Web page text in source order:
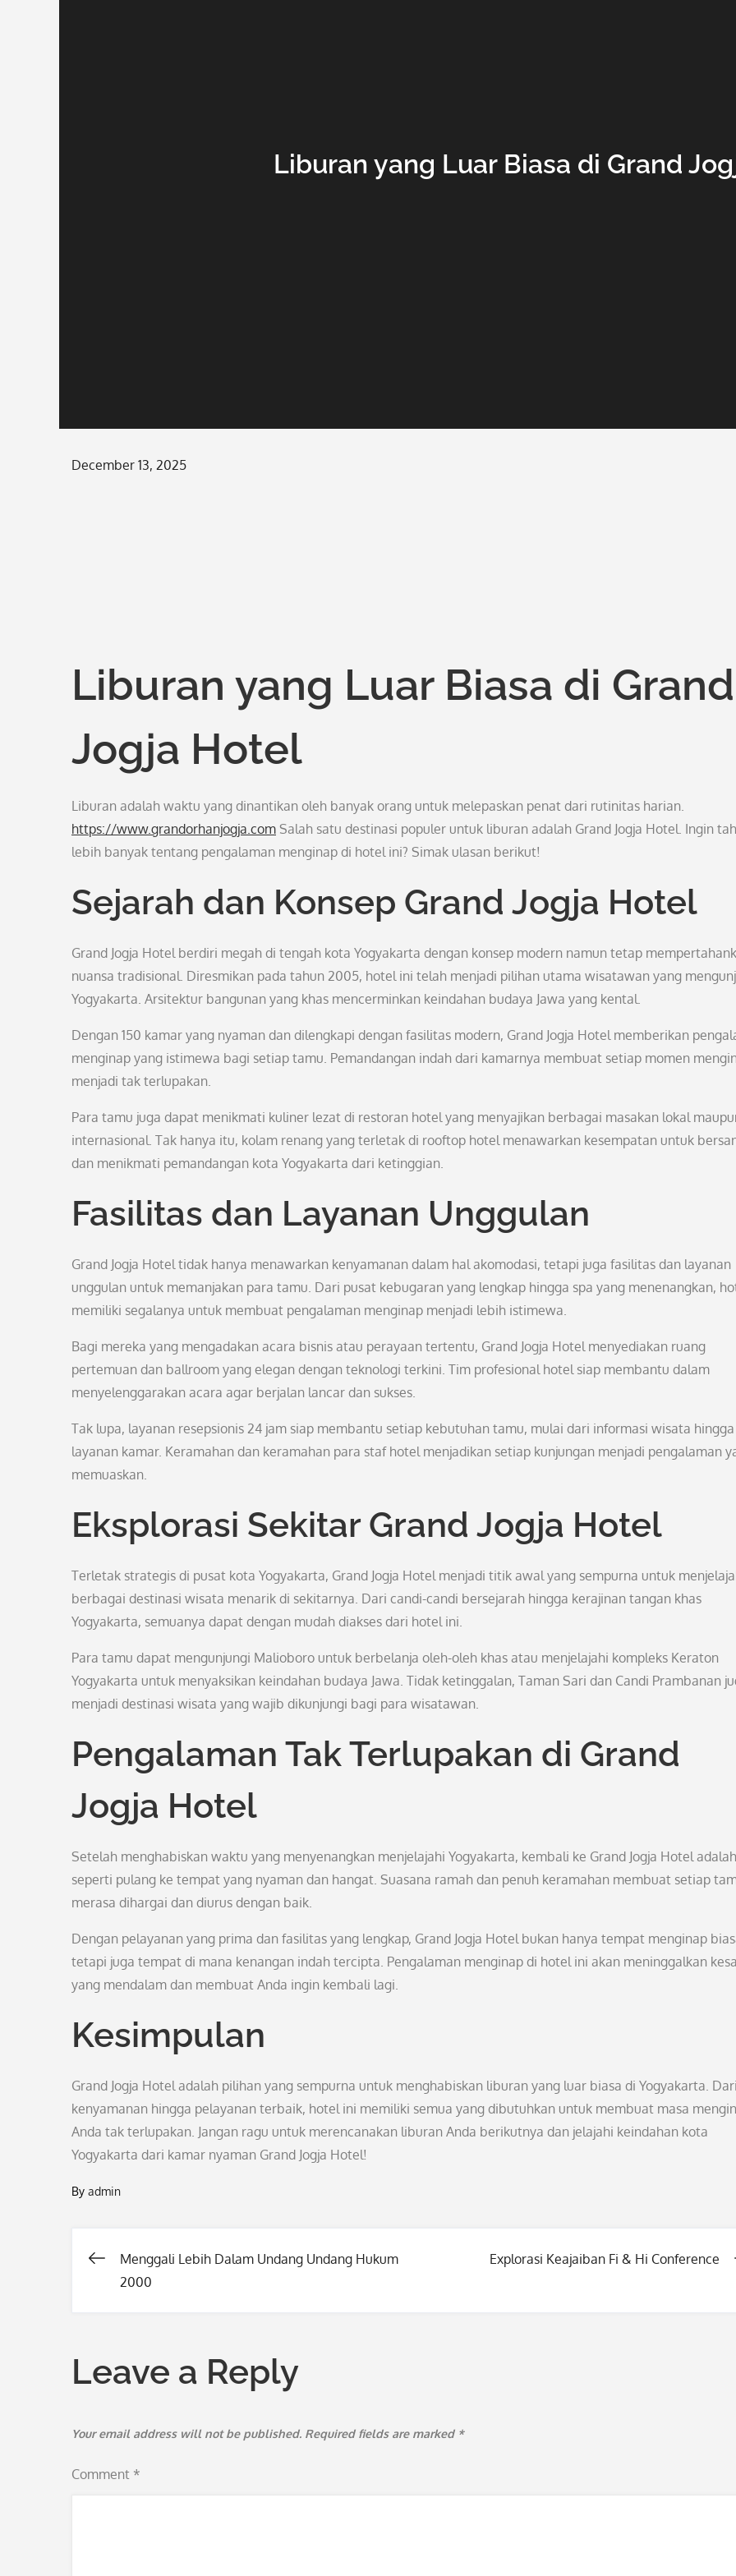
Liburan yang Luar Biasa di Grand
Posted
December 13, 2025
Liburan yang Luar Biasa di Grand
Jogja Hotel
Liburan adalah waktu yang dinantikan oleh banyak orang untuk melepaskan penat dari rutinitas harian.
https://www.grandorhanjogja.com Salah satu destinasi populer untuk liburan adalah Grand Jogja Hotel. Ingin
lebih banyak tentang pengalaman menginap di hotel ini? Simak ulasan berikut!
Sejarah dan Konsep Grand Jogja Hotel
Grand Jogja Hotel berdiri megah di tengah kota Yogyakarta dengan konsep modern namun tetap
nuansa tradisional. Diresmikan pada tahun 2005, hotel ini telah menjadi pilihan utama wisatawan yang
Yogyakarta. Arsitektur bangunan yang khas mencerminkan keindahan budaya Jawa yang kental.
Dengan 150 kamar yang nyaman dan dilengkapi dengan fasilitas modern, Grand Jogja Hotel memberikan
menginap yang istimewa bagi setiap tamu. Pemandangan indah dari kamarnya membuat setiap momen
menjadi tak terlupakan.
Para tamu juga dapat menikmati kuliner lezat di restoran hotel yang menyajikan berbagai masakan lokal
internasional. Tak hanya itu, kolam renang yang terletak di rooftop hotel menawarkan kesempatan untuk
dan menikmati pemandangan kota Yogyakarta dari ketinggian.
Fasilitas dan Layanan Unggulan
Grand Jogja Hotel tidak hanya menawarkan kenyamanan dalam hal akomodasi, tetapi juga fasilitas dan layanan
unggulan untuk memanjakan para tamu. Dari pusat kebugaran yang lengkap hingga spa yang menenangkan,
memiliki segalanya untuk membuat pengalaman menginap menjadi lebih istimewa.
Bagi mereka yang mengadakan acara bisnis atau perayaan tertentu, Grand Jogja Hotel menyediakan ruang
pertemuan dan ballroom yang elegan dengan teknologi terkini. Tim profesional hotel siap membantu dalam
menyelenggarakan acara agar berjalan lancar dan sukses.
Tak lupa, layanan resepsionis 24 jam siap membantu setiap kebutuhan tamu, mulai dari informasi wisata hingga
layanan kamar. Keramahan dan keramahan para staf hotel menjadikan setiap kunjungan menjadi pengalaman
memuaskan.
Eksplorasi Sekitar Grand Jogja Hotel
Terletak strategis di pusat kota Yogyakarta, Grand Jogja Hotel menjadi titik awal yang sempurna untuk
berbagai destinasi wisata menarik di sekitarnya. Dari candi-candi bersejarah hingga kerajinan tangan khas
Yogyakarta, semuanya dapat dengan mudah diakses dari hotel ini.
Para tamu dapat mengunjungi Malioboro untuk berbelanja oleh-oleh khas atau menjelajahi kompleks Keraton
Yogyakarta untuk menyaksikan keindahan budaya Jawa. Tidak ketinggalan, Taman Sari dan Candi Prambanan
menjadi destinasi wisata yang wajib dikunjungi bagi para wisatawan.
Pengalaman Tak Terlupakan di Grand
Jogja Hotel
Setelah menghabiskan waktu yang menyenangkan menjelajahi Yogyakarta, kembali ke Grand Jogja Hotel adalah
seperti pulang ke tempat yang nyaman dan hangat. Suasana ramah dan penuh keramahan membuat setiap
merasa dihargai dan diurus dengan baik.
Dengan pelayanan yang prima dan fasilitas yang lengkap, Grand Jogja Hotel bukan hanya tempat menginap
tetapi juga tempat di mana kenangan indah tercipta. Pengalaman menginap di hotel ini akan meninggalkan
yang mendalam dan membuat Anda ingin kembali lagi.
Kesimpulan
Grand Jogja Hotel adalah pilihan yang sempurna untuk menghabiskan liburan yang luar biasa di Yogyakarta. Dari
kenyamanan hingga pelayanan terbaik, hotel ini memiliki semua yang dibutuhkan untuk membuat masa
Anda tak terlupakan. Jangan ragu untuk merencanakan liburan Anda berikutnya dan jelajahi keindahan kota
Yogyakarta dari kamar nyaman Grand Jogja Hotel!
By admin
Post
Menggali Lebih Dalam Undang Undang Hukum
2000
Explorasi Keajaiban Fi & Hi Conference
Leave a Reply
Your email address will not be published. Required fields are marked *
Comment *